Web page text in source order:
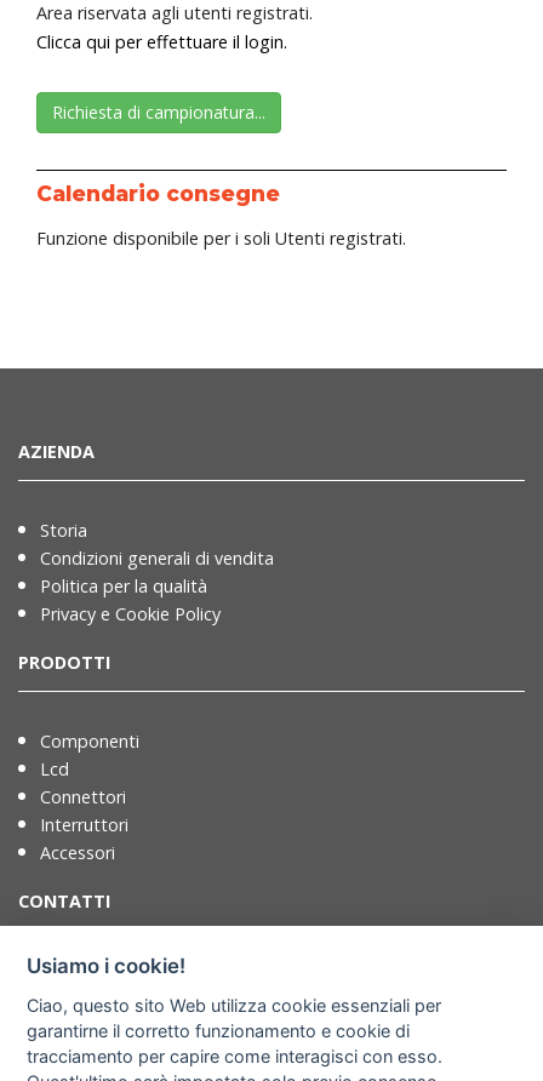
Area riservata agli utenti registrati.
Clicca qui per effettuare il login.
Richiesta di campionatura...
Calendario consegne
Funzione disponibile per i soli Utenti registrati.
AZIENDA
Storia
Condizioni generali di vendita
Politica per la qualità
Privacy e Cookie Policy
PRODOTTI
Componenti
Lcd
Connettori
Interruttori
Accessori
CONTATTI
T. +39 071721091
F. +39 0717210922
info@adimpex.it
Usiamo i cookie!
Ciao, questo sito Web utilizza cookie essenziali per
garantirne il corretto funzionamento e cookie di
tracciamento per capire come interagisci con esso.